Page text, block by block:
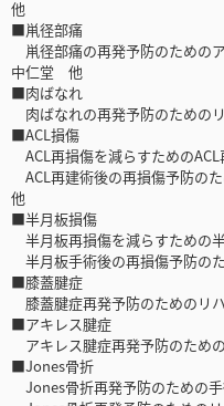
他
■鼡径部痛
鼡径部痛の再発予防のための
中仁堂 他
■肉ばなれ
肉ばなれの再発予防のための
■ACL損傷
ACL再損傷を減らすための
ACL再建術後の再損傷予防の
他
■半月板損傷
半月板再損傷を減らすため
半月板手術後の再損傷予防の
■膝蓋腱症
膝蓋腱症再発予防のための
■アキレス腱症
アキレス腱症再発予防のた
■Jones骨折
Jones骨折再発予防のため